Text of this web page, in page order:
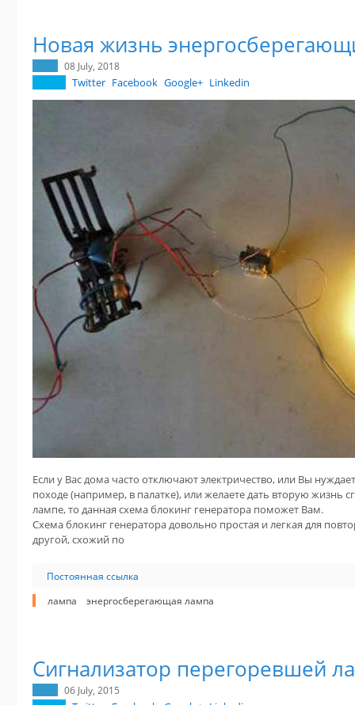
Новая жизнь
08 July, 2018
Twitter Facebook Google+ Linkedin
Если у Вас дома часто отключают электричество, или Вы
походе (например, в палатке), или желаете дать вторую жизнь
лампе, то данная схема блокинг генератора поможет Вам.
Схема блокинг генератора довольно простая и легкая для
другой, схожий по
Постоянная ссылка
лампа
энергосберегающая лампа
Сигнализатор перегоревшей
06 July, 2015